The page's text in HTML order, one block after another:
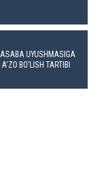
UYUSHMASIGA
A’ZO BO‘LISH TARTIBI